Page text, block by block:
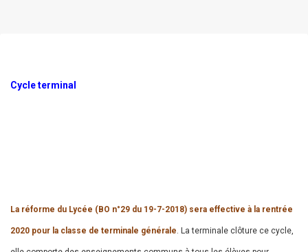
Cycle terminal
La réforme du Lycée (BO n°29 du 19-7-2018) sera effective à la rentrée
2020 pour la classe de terminale générale. La terminale clôture ce cycle,